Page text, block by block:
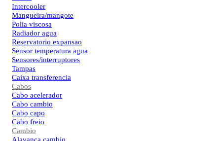
Intercooler
Mangueira/mangote
Polia viscosa
Radiador agua
Reservatorio expansao
Sensor temperatura agua
Sensores/interruptores
Tampas
Caixa transferencia
Cabos
Cabo acelerador
Cabo cambio
Cabo capo
Cabo freio
Cambio